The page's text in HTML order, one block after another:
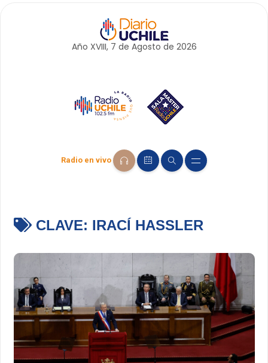
Año XVIII, 7 de Agosto de 2026
Radio en vivo
CLAVE: IRACÍ HASSLER